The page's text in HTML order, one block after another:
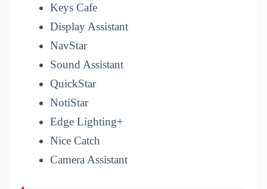
Keys Cafe
Display Assistant
NavStar
Sound Assistant
QuickStar
NotiStar
Edge Lighting+
Nice Catch
Camera Assistant